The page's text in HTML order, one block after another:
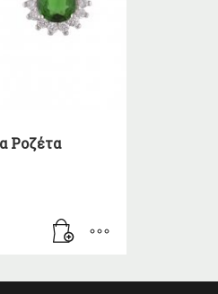
Ροζέτα